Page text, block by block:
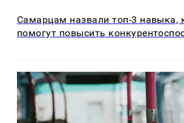
Самарцам назвали топ-3 навыка,
помогут повысить